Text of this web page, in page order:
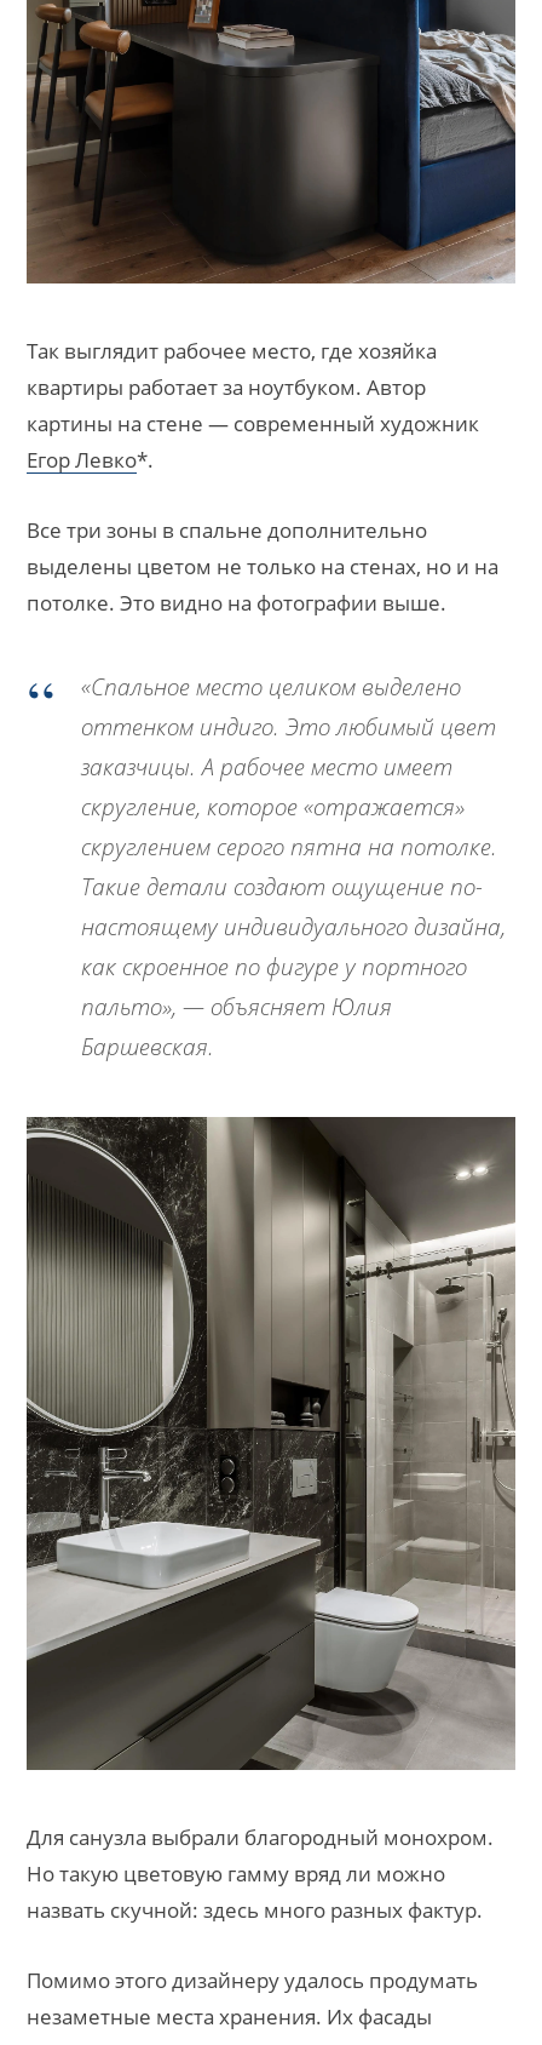
Так выглядит рабочее место, где хозяйка
квартиры работает за ноутбуком. Автор
картины на стене — современный художник
Егор Левко*.
Все три зоны в спальне дополнительно
выделены цветом не только на стенах, но и на
потолке. Это видно на фотографии выше.
«Спальное место целиком выделено
оттенком индиго. Это любимый цвет
заказчицы. А рабочее место имеет
скругление, которое «отражается»
скруглением серого пятна на потолке.
Такие детали создают ощущение по-
настоящему индивидуального дизайна,
как скроенное по фигуре у портного
пальто», — объясняет Юлия
Баршевская.
Для санузла выбрали благородный монохром.
Но такую цветовую гамму вряд ли можно
назвать скучной: здесь много разных фактур.
Помимо этого дизайнеру удалось продумать
незаметные места хранения. Их фасады